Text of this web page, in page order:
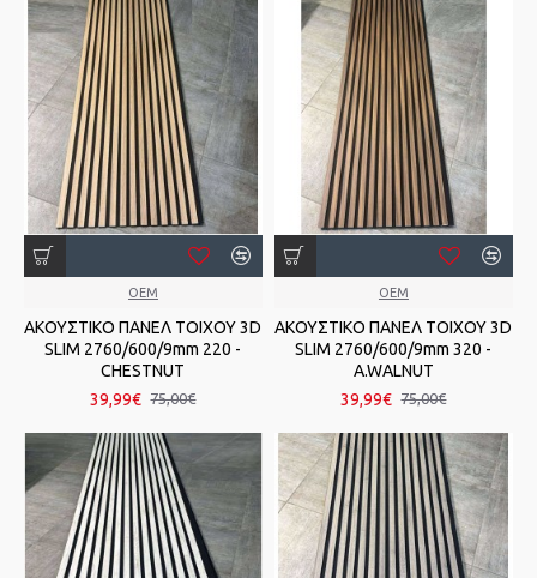
OEM
ΑΚΟΥΣΤΙΚΟ ΠΑΝΕΛ TOIXOY 3D
SLIM 2760/600/9mm 220 -
CHESTNUT
39,99€ 75,00€
OEM
ΑΚΟΥΣΤΙΚΟ ΠΑΝΕΛ TOIXOY 3D
SLIM 2760/600/9mm 320 -
A.WALNUT
39,99€ 75,00€